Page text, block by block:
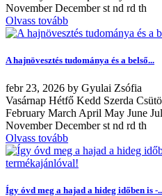
November December st nd rd th
Olvass tovább
A hajnövesztés tudománya és a belső...
febr 23, 2026 by Gyulai Zsófia
Vasárnap Hétfő Kedd Szerda
February March April May June
November December st nd rd th
Olvass tovább
Így óvd meg a hajad a hideg időben is -